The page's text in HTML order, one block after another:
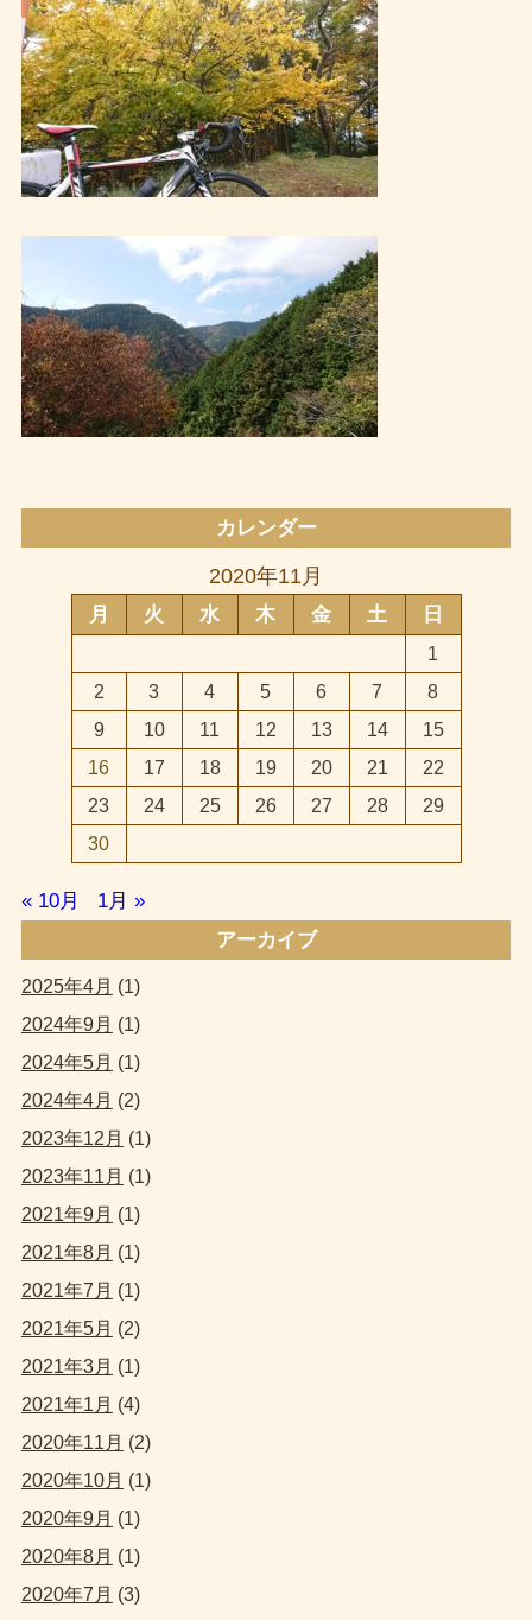
カレンダー
2020年11月
月 火 水 木 金 土 日
1
2
3 4 5 6 7
8
9
10 11 12 13 14
15
16
17 18 19 20 21
22
23
24 25 26 27 28
29
30
« 10月
1月 »
アーカイブ
2025年4月 (1)
2024年9月 (1)
2024年5月 (1)
2024年4月 (2)
2023年12月 (1)
2023年11月 (1)
2021年9月 (1)
2021年8月 (1)
2021年7月 (1)
2021年5月 (2)
2021年3月 (1)
2021年1月 (4)
2020年11月 (2)
2020年10月 (1)
2020年9月 (1)
2020年8月 (1)
2020年7月 (3)